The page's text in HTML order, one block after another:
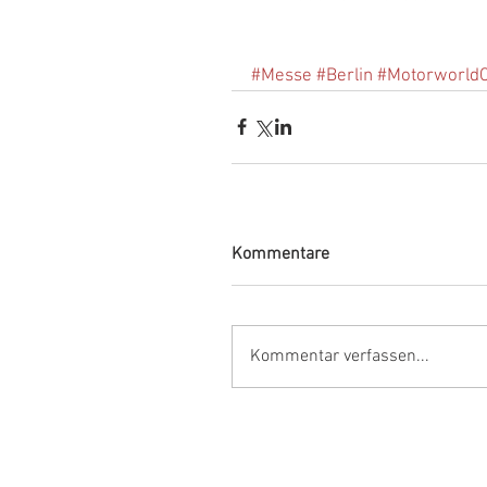
#Messe #Berlin
Kommentare
Kommentar verfassen...